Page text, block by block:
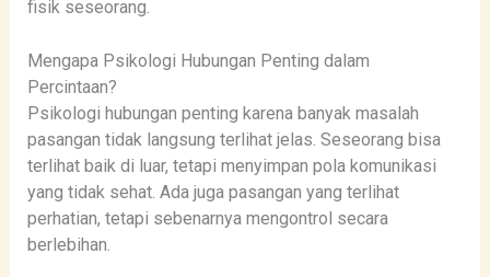
fisik seseorang.
Mengapa Psikologi Hubungan Penting dalam
Percintaan?
Psikologi hubungan penting karena banyak masalah
pasangan tidak langsung terlihat jelas. Seseorang bisa
terlihat baik di luar, tetapi menyimpan pola komunikasi
yang tidak sehat. Ada juga pasangan yang terlihat
perhatian, tetapi sebenarnya mengontrol secara
berlebihan.